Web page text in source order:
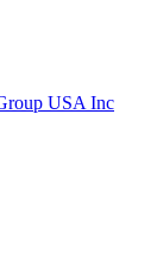
USA Inc